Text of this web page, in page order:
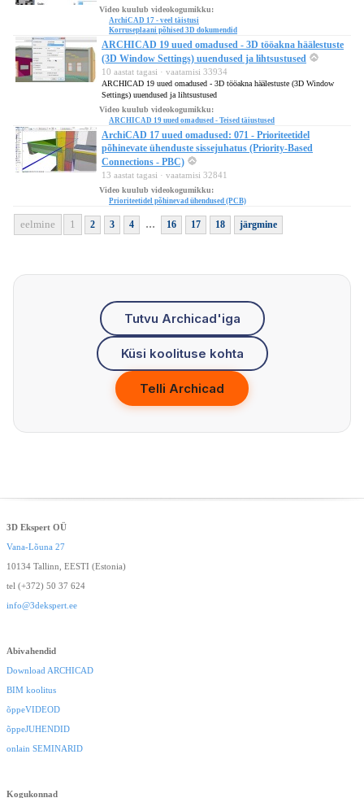
Video kuulub videokogumikku:
ArchiCAD 17 - veel täistusi
Korruseplaani põhised 3D dokumendid
ARCHICAD 19 uued omadused - 3D tööakna häälestuste
(3D Window Settings) uuendused ja lihtsustused
10 aastat tagasi · vaatamisi 33934
ARCHICAD 19 uued omadused - 3D tööakna häälestuste (3D Window
Settings) uuendused ja lihtsustused
Video kuulub videokogumikku:
ARCHICAD 19 uued omadused - Teised täiustused
ArchiCAD 17 uued omadused: 071 - Prioriteetidel
põhinevate ühenduste sissejuhatus (Priority-Based
Connections - PBC)
13 aastat tagasi · vaatamisi 32841
Video kuulub videokogumikku:
Prioriteetidel põhinevad ühendused (PCB)
eelmine 1 2 3 4 ... 16 17 18 järgmine
Tutvu Archicad'iga
Küsi koolituse kohta
Telli Archicad
3D Ekspert OÜ
Vana-Lõuna 27
10134 Tallinn, EESTI (Estonia)
tel (+372) 50 37 624
info@3dekspert.ee
Abivahendid
Download ARCHICAD
BIM koolitus
õppeVIDEOD
õppeJUHENDID
onlain SEMINARID
Kogukonnad